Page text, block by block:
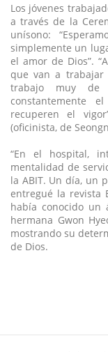
Los jóvenes
a través de la
unísono:
simplemente un
el amor de Dios”.
que van a trabajar
trabajo muy de
constantemente
recuperen el
(oficinista, de
“En el hospital,
mentalidad de
la ABIT. Un día, un
entregué la revista
había conocido un
hermana Gwon
mostrando su
de Dios.